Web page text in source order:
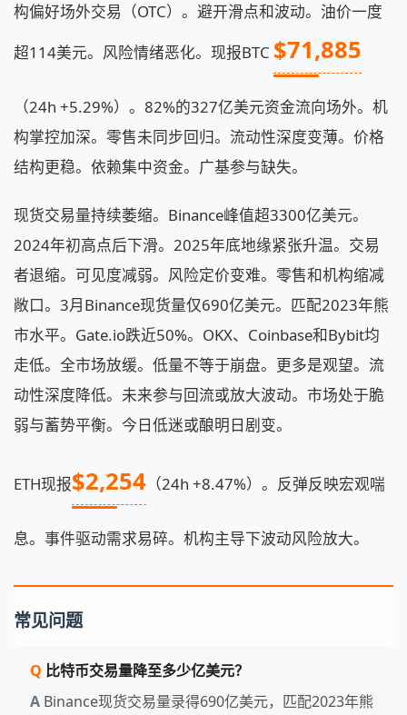
构偏好场外交易（OTC）。避开滑点和波动。油价一度
超114美元。风险情绪恶化。现报BTC $71,885
（24h +5.29%）。82%的327亿美元资金流向场外。机
构掌控加深。零售未同步回归。流动性深度变薄。价格
结构更稳。依赖集中资金。广基参与缺失。
现货交易量持续萎缩。Binance峰值超3300亿美元。
2024年初高点后下滑。2025年底地缘紧张升温。交易
者退缩。可见度减弱。风险定价变难。零售和机构缩减
敞口。3月Binance现货量仅690亿美元。匹配2023年熊
市水平。Gate.io跌近50%。OKX、Coinbase和Bybit均
走低。全市场放缓。低量不等于崩盘。更多是观望。流
动性深度降低。未来参与回流或放大波动。市场处于脆
弱与蓄势平衡。今日低迷或酿明日剧变。
ETH现报$2,254 （24h +8.47%）。反弹反映宏观喘
息。事件驱动需求易碎。机构主导下波动风险放大。
常见问题
比特币交易量降至多少亿美元？
Binance现货交易量录得690亿美元，匹配2023年熊